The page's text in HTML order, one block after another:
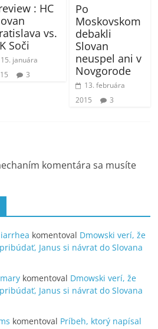
: HC
vs.
Soči
15. januára
3
Po
Moskovskom
debakli
Slovan
neuspel ani v
Novgorode
13. februára
2015
3
komentára sa musíte
komentoval Dmowski verí, že
Janus si návrat do Slovana
komentoval Dmowski verí, že
Janus si návrat do Slovana
komentoval Príbeh, ktorý napísal